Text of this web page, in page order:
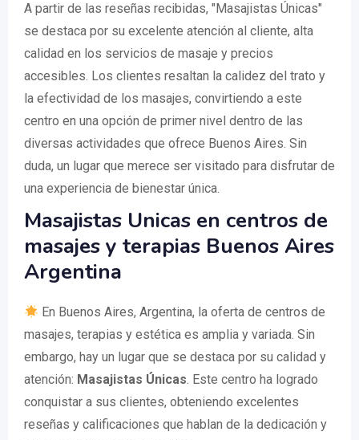
A partir de las reseñas recibidas, "Masajistas Únicas"
se destaca por su excelente atención al cliente, alta
calidad en los servicios de masaje y precios
accesibles. Los clientes resaltan la calidez del trato y
la efectividad de los masajes, convirtiendo a este
centro en una opción de primer nivel dentro de las
diversas actividades que ofrece Buenos Aires. Sin
duda, un lugar que merece ser visitado para disfrutar de
una experiencia de bienestar única.
Masajistas Unicas en centros de
masajes y terapias Buenos Aires
Argentina
En Buenos Aires, Argentina, la oferta de centros de
masajes, terapias y estética es amplia y variada. Sin
embargo, hay un lugar que se destaca por su calidad y
atención: Masajistas Únicas. Este centro ha logrado
conquistar a sus clientes, obteniendo excelentes
reseñas y calificaciones que hablan de la dedicación y